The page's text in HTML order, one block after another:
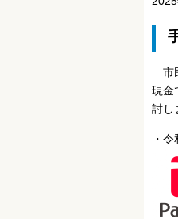
市
現金
討し
・